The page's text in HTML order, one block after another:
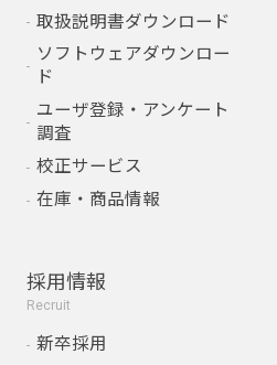
取扱説明書ダウンロード
ソフトウェアダウンロー
ド
ユーザ登録・アンケート
調査
校正サービス
在庫・商品情報
採用情報
Recruit
新卒採用